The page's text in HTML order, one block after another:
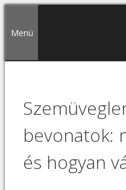
tartalomba
Menü
bevonatok:
és hogyan